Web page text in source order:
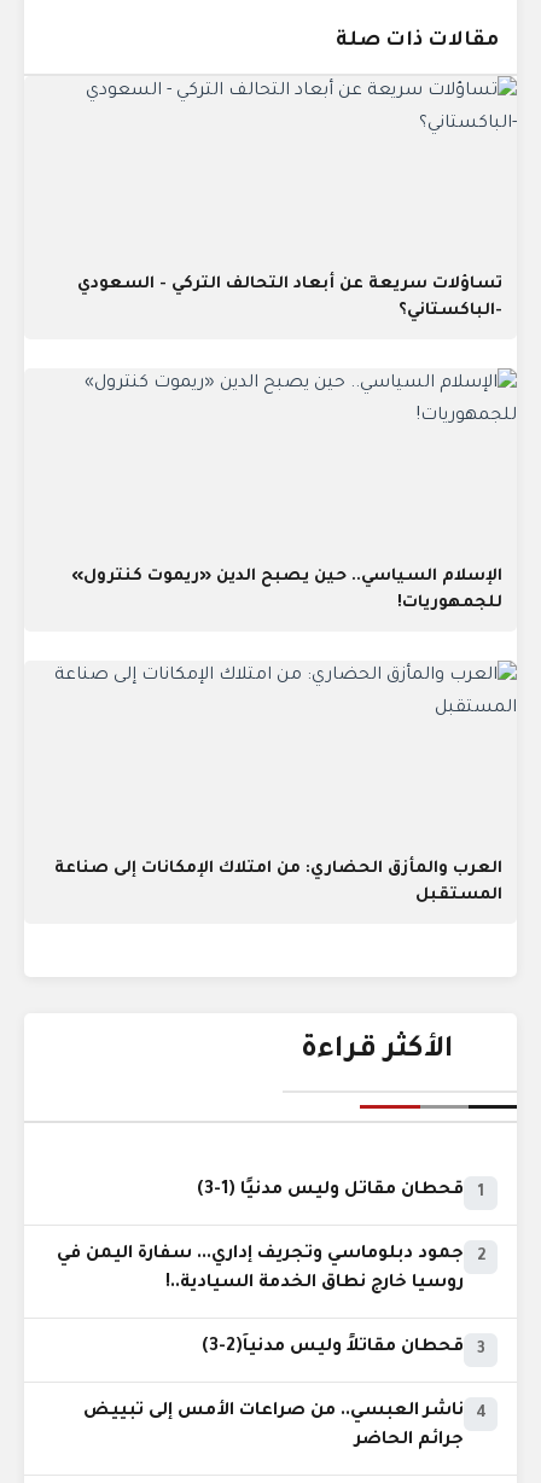
مقالات ذات صلة
تساؤلات سريعة عن أبعاد التحالف التركي - السعودي
-الباكستاني؟
الإسلام السياسي.. حين يصبح الدين «ريموت كنترول»
للجمهوريات!
العرب والمأزق الحضاري: من امتلاك الإمكانات إلى صناعة
المستقبل
الأكثر قراءة
1 قحطان مقاتل وليس مدنيًا (1-3)
2
جمود دبلوماسي وتجريف إداري... سفارة اليمن في
روسيا خارج نطاق الخدمة السيادية..!
3 قحطان مقاتلاً وليس مدنياً(2-3)
4
ناشر العبسي.. من صراعات الأمس إلى تبييض
جرائم الحاضر